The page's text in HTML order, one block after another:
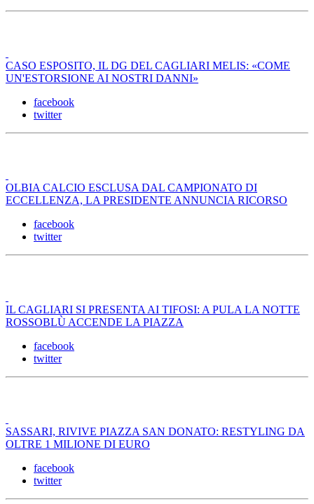
CASO ESPOSITO, IL DG DEL CAGLIARI MELIS: «COME
UN'ESTORSIONE AI NOSTRI DANNI»
facebook
twitter
OLBIA CALCIO ESCLUSA DAL CAMPIONATO DI
ECCELLENZA, LA PRESIDENTE ANNUNCIA RICORSO
facebook
twitter
IL CAGLIARI SI PRESENTA AI TIFOSI: A PULA LA NOTTE
ROSSOBLÙ ACCENDE LA PIAZZA
facebook
twitter
SASSARI, RIVIVE PIAZZA SAN DONATO: RESTYLING DA
OLTRE 1 MILIONE DI EURO
facebook
twitter